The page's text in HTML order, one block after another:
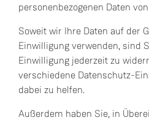
personenbezogenen Daten
Soweit wir Ihre Daten auf der
Einwilligung verwenden, sind
Einwilligung jederzeit zu
verschiedene Datenschutz-
dabei zu helfen.
Außerdem haben Sie, in